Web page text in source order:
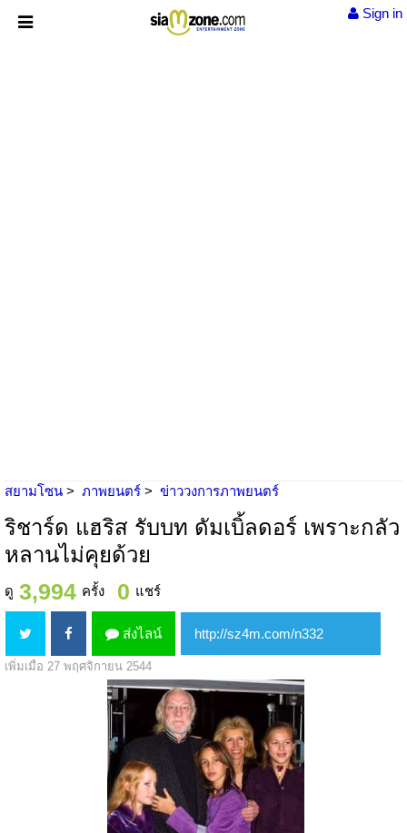
Sign in
สยามโซน ภาพยนตร์ ข่าววงการภาพยนตร์
ริชาร์ด แฮริส รับบท ดัมเบิ้ลดอร์ เพราะกลัว
หลานไม่คุยด้วย
ดู 3,994 ครั้ง 0 แชร์
ส่งไลน์
เพิ่มเมื่อ 27 พฤศจิกายน 2544